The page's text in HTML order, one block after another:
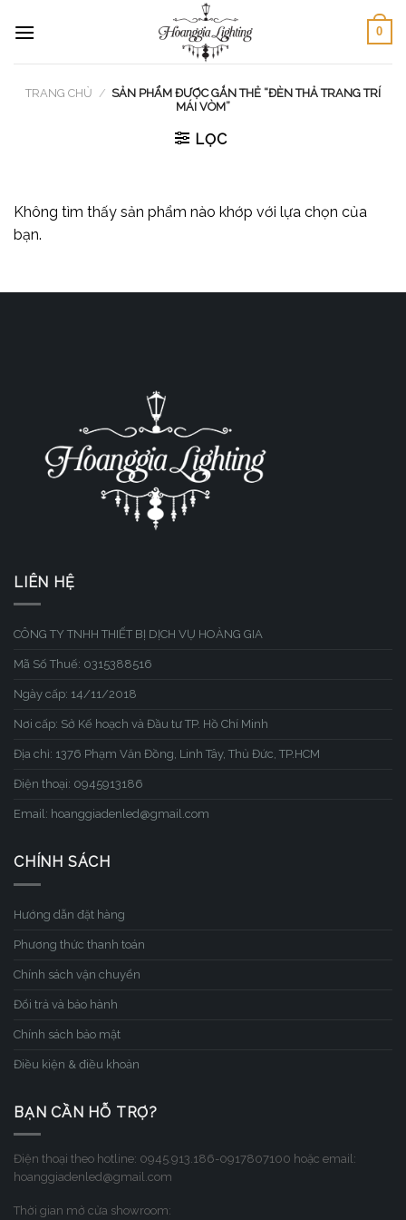
0
TRANG CHỦ / SẢN PHẨM ĐƯỢC GẮN THẺ “ĐÈN THẢ TRANG TRÍ
MÁI VÒM”
LỌC
Không tìm thấy sản phẩm nào khớp với lựa chọn của
bạn.
LIÊN HỆ
CÔNG TY TNHH THIẾT BỊ DỊCH VỤ HOÀNG GIA
Mã Số Thuế: 0315388516
Ngày cấp: 14/11/2018
Nơi cấp: Sở Kế hoạch và Đầu tư TP. Hồ Chí Minh
Địa chỉ: 1376 Phạm Văn Đồng, Linh Tây, Thủ Đức, TP.HCM
Điện thoại: 0945913186
Email: hoanggiadenled@gmail.com
CHÍNH SÁCH
Hướng dẫn đặt hàng
Phương thức thanh toán
Chính sách vận chuyển
Đổi trả và bảo hành
Chính sách bảo mật
Điều kiện & điều khoản
BẠN CẦN HỖ TRỢ?
Điện thoại theo hotline: 0945.913.186-0917807100 hoặc email:
hoanggiadenled@gmail.com
Thời gian mở cửa showroom: